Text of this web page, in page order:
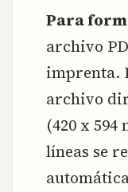
Para
archivo
imprenta.
archivo
(420 x
líneas se